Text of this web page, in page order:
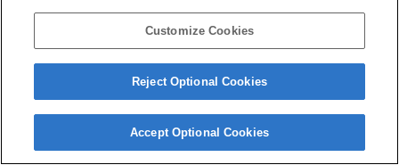
Copyright 2026 Sony Corporation
Customize Cookies
Reject Optional Cookies
Accept Optional Cookies